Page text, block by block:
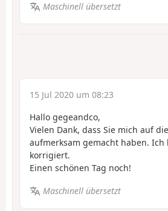
Maschinell übersetzt
15 Jul 2020 um 08:23
Hallo gegeandco,
Vielen Dank, dass Sie mich auf
aufmerksam gemacht haben.
korrigiert.
Einen schönen Tag noch!
Maschinell übersetzt